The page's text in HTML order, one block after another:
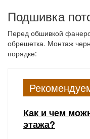
Подшивка
Перед обшивкой
обрешетка. Монтаж
порядке:
Как и чем
этажа?